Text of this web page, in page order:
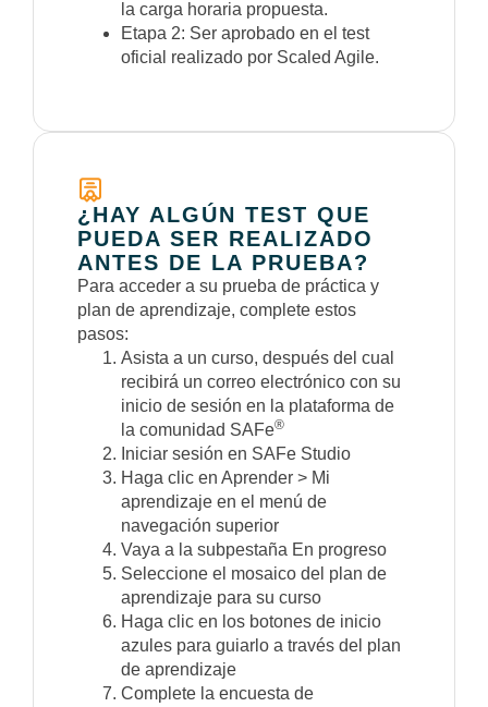
la carga horaria propuesta.
Etapa 2: Ser aprobado en el test
oficial realizado por Scaled Agile.
¿HAY ALGÚN TEST QUE
PUEDA SER REALIZADO
ANTES DE LA PRUEBA?
Para acceder a su prueba de práctica y
plan de aprendizaje, complete estos
pasos:
Asista a un curso, después del cual
recibirá un correo electrónico con su
inicio de sesión en la plataforma de
la comunidad SAFe®
Iniciar sesión en SAFe Studio
Haga clic en Aprender > Mi
aprendizaje en el menú de
navegación superior
Vaya a la subpestaña En progreso
Seleccione el mosaico del plan de
aprendizaje para su curso
Haga clic en los botones de inicio
azules para guiarlo a través del plan
de aprendizaje
Complete la encuesta de